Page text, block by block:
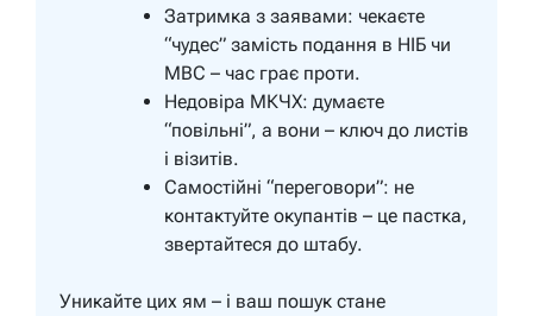
Затримка з заявами: чекаєте
“чудес” замість подання в НІБ чи
МВС – час грає проти.
Недовіра МКЧХ: думаєте
“повільні”, а вони – ключ до листів
і візитів.
Самостійні “переговори”: не
контактуйте окупантів – це пастка,
звертайтеся до штабу.
Уникайте цих ям – і ваш пошук стане